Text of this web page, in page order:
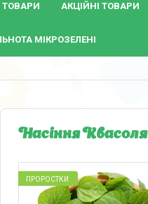
ТОВАРИ АКЦІЙНІ ТОВАРИ
МІКРОЗЕЛЕНІ
Насіння Квасоля
ПРОРОСТКИ